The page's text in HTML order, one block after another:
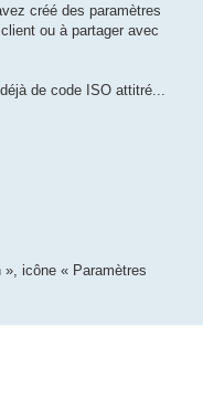
créé des paramètres
ou à partager avec
de code ISO attitré...
icône « Paramètres